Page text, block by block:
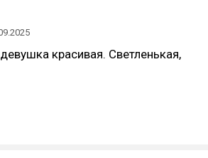
красивая. Светленькая,